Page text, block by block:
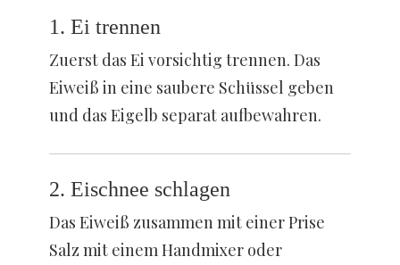
1. Ei trennen
Zuerst das Ei vorsichtig trennen. Das
Eiweiß in eine saubere Schüssel geben
und das Eigelb separat aufbewahren.
2. Eischnee schlagen
Das Eiweiß zusammen mit einer Prise
Salz mit einem Handmixer oder